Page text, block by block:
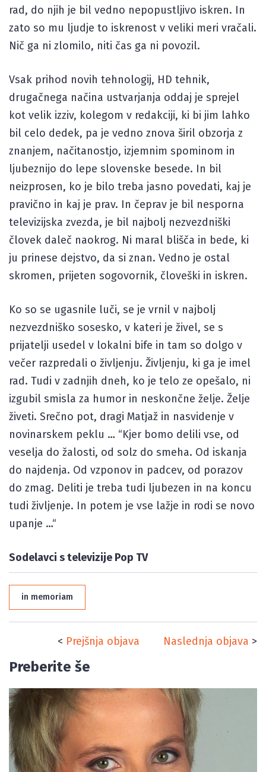
rad, do njih je bil vedno nepopustljivo iskren. In
zato so mu ljudje to iskrenost v veliki meri vračali.
Nič ga ni zlomilo, niti čas ga ni povozil.
Vsak prihod novih tehnologij, HD tehnik,
drugačnega načina ustvarjanja oddaj je sprejel
kot velik izziv, kolegom v redakciji, ki bi jim lahko
bil celo dedek, pa je vedno znova širil obzorja z
znanjem, načitanostjo, izjemnim spominom in
ljubeznijo do lepe slovenske besede. In bil
neizprosen, ko je bilo treba jasno povedati, kaj je
pravično in kaj je prav. In čeprav je bil nesporna
televizijska zvezda, je bil najbolj nezvezdniški
človek daleč naokrog. Ni maral blišča in bede, ki
ju prinese dejstvo, da si znan. Vedno je ostal
skromen, prijeten sogovornik, človeški in iskren.
Ko so se ugasnile luči, se je vrnil v najbolj
nezvezdniško sosesko, v kateri je živel, se s
prijatelji usedel v lokalni bife in tam so dolgo v
večer razpredali o življenju. Življenju, ki ga je imel
rad. Tudi v zadnjih dneh, ko je telo ze opešalo, ni
izgubil smisla za humor in neskončne želje. Želje
živeti. Srečno pot, dragi Matjaž in nasvidenje v
novinarskem peklu … “Kjer bomo delili vse, od
veselja do žalosti, od solz do smeha. Od iskanja
do najdenja. Od vzponov in padcev, od porazov
do zmag. Deliti je treba tudi ljubezen in na koncu
tudi življenje. In potem je vse lažje in rodi se novo
upanje …“
Sodelavci s televizije Pop TV
in memoriam
< Prejšnja objava Naslednja objava >
Preberite še